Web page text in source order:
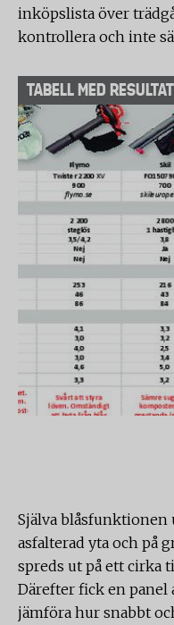
inköpslista över
kontrollera och inte
TABELL MED
Själva blåsfunktionen
asfalterad yta och på
spreds ut på ett cirka
Därefter fick en panel
jämföra hur snabbt